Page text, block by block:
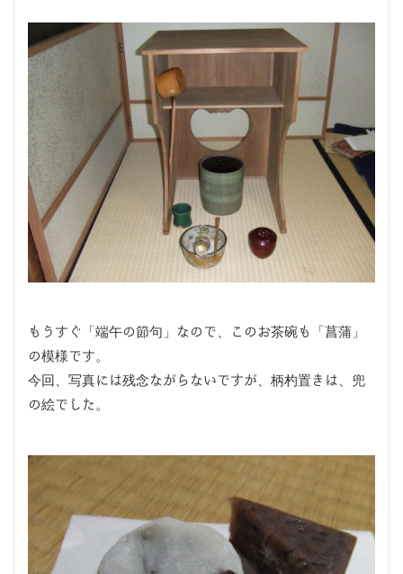
もうすぐ「端午の節句」なので、このお茶碗も「菖蒲」
の模様です。
今回、写真には残念ながらないですが、柄杓置きは、兜
の絵でした。